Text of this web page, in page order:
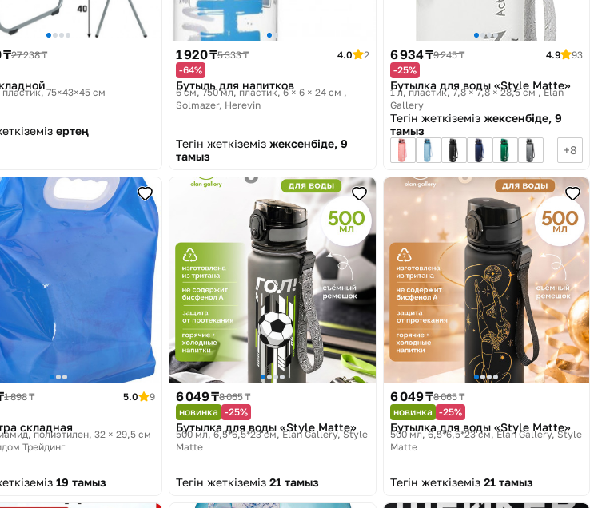
₸27 238 ₸
75×43×45 см
ертең
1 920 ₸5 333 ₸ 4.0
2
-64%
Бутыль для напитков
6 см, 750 мл, пластик, 6 × 6 × 24 см
Solmazer, Herevin
Тегін жеткіземіз жексенбіде, 9
тамыз
6 934 ₸9 245 ₸ 4.9
93
-25%
Бутылка для воды «Style Matte»
1 л, пластик, 7,8 × 7,8 × 28,5 см Elan
Gallery
Тегін жеткіземіз жексенбіде, 9
тамыз
8
1 898 ₸ 5.0
9
складная
полиэтилен, 32 × 29,5 см
Трейдинг
19 тамыз
6 049 ₸8 065 ₸
новинка -25%
Бутылка для воды «Style Matte»
500 мл, 6,5*6,5*23 см Elan Gallery, Style
Matte
Тегін жеткіземіз 21 тамыз
6 049 ₸8 065 ₸
новинка -25%
Бутылка для воды «Style Matte»
500 мл, 6,5*6,5*23 см Elan Gallery, Style
Matte
Тегін жеткіземіз 21 тамыз